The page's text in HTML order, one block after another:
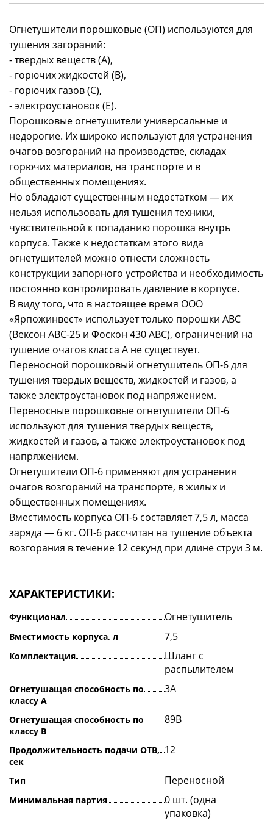
Огнетушители порошковые (ОП) используются для
тушения загораний:
- твердых веществ (А),
- горючих жидкостей (В),
- горючих газов (C),
- электроустановок (Е).
Порошковые огнетушители универсальные и
недорогие. Их широко используют для устранения
очагов возгораний на производстве, складах
горючих материалов, на транспорте и в
общественных помещениях.
Но обладают существенным недостатком — их
нельзя использовать для тушения техники,
чувствительной к попаданию порошка внутрь
корпуса. Также к недостаткам этого вида
огнетушителей можно отнести сложность
конструкции запорного устройства и необходимость
постоянно контролировать давление в корпусе.
В виду того, что в настоящее время ООО
«Ярпожинвест» использует только порошки АВС
(Вексон АВС-25 и Фоскон 430 АВС), ограничений на
тушение очагов класса А не существует.
Переносной порошковый огнетушитель ОП-6 для
тушения твердых веществ, жидкостей и газов, а
также электроустановок под напряжением.
Переносные порошковые огнетушители ОП-6
используют для тушения твердых веществ,
жидкостей и газов, а также электроустановок под
напряжением.
Огнетушители ОП-6 применяют для устранения
очагов возгораний на транспорте, в жилых и
общественных помещениях.
Вместимость корпуса ОП-6 составляет 7,5 л, масса
заряда — 6 кг. ОП-6 рассчитан на тушение объекта
возгорания в течение 12 секунд при длине струи 3 м.
ХАРАКТЕРИСТИКИ:
Функционал Огнетушитель
Вместимость корпуса, л 7,5
Комплектация
Шланг с
распылителем
Огнетушащая способность по
классу А
3А
Огнетушащая способность по
классу В
89В
Продолжительность подачи ОТВ,
сек
12
Тип Переносной
Минимальная партия
0 шт. (одна
упаковка)